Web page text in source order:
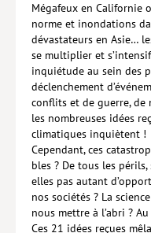
Mégafeux en Californie
norme et inondations
dévastateurs en Asie…
se multiplier et
inquiétude au sein des
déclenchement
conflits et de guerre, de
les nombreuses idées
climatiques inquiètent !
Cependant, ces
bles ? De tous les
elles pas autant
nos sociétés ? La
nous mettre à l’abri ?
Ces 21 idées reçues